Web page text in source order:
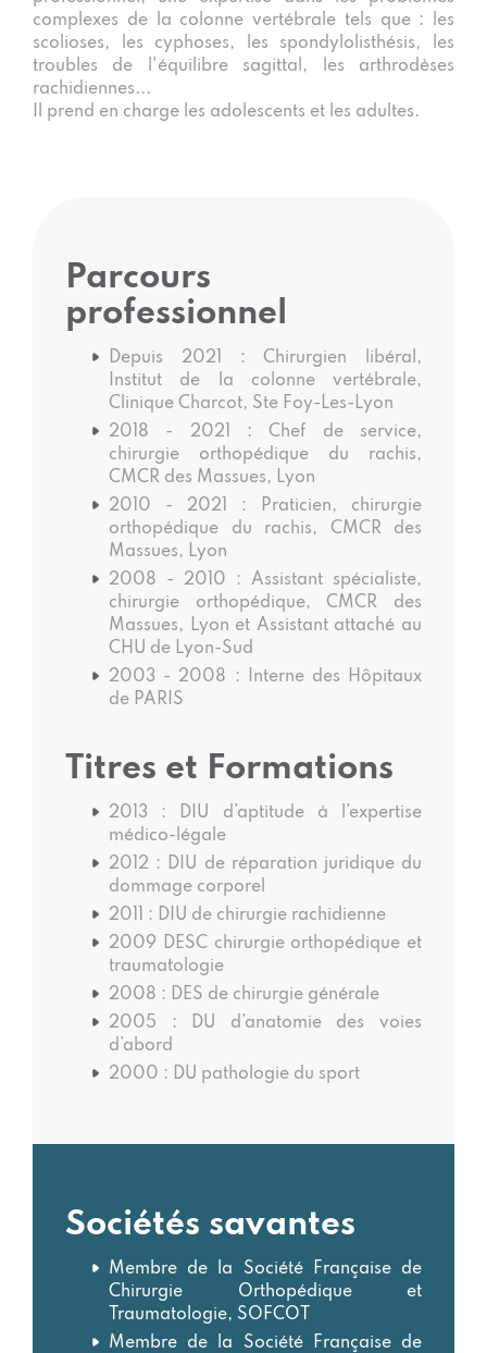
complexes de la colonne vertébrale tels que : les
scolioses, les cyphoses, les spondylolisthésis, les
troubles de l'équilibre sagittal, les arthrodèses
rachidiennes...
Il prend en charge les adolescents et les adultes.
Parcours
professionnel
Depuis 2021 : Chirurgien libéral,
Institut de la colonne vertébrale,
Clinique Charcot, Ste Foy-Les-Lyon
2018 - 2021 : Chef de service,
chirurgie orthopédique du rachis,
CMCR des Massues, Lyon
2010 - 2021 : Praticien, chirurgie
orthopédique du rachis, CMCR des
Massues, Lyon
2008 - 2010 : Assistant spécialiste,
chirurgie orthopédique, CMCR des
Massues, Lyon et Assistant attaché au
CHU de Lyon-Sud
2003 - 2008 : Interne des Hôpitaux
de PARIS
Titres et Formations
2013 : DIU d’aptitude à l’expertise
médico-légale
2012 : DIU de réparation juridique du
dommage corporel
2011 : DIU de chirurgie rachidienne
2009 DESC chirurgie orthopédique et
traumatologie
2008 : DES de chirurgie générale
2005 : DU d’anatomie des voies
d’abord
2000 : DU pathologie du sport
Sociétés savantes
Membre de la Société Française de
Chirurgie Orthopédique et
Traumatologie, SOFCOT
Membre de la Société Française de